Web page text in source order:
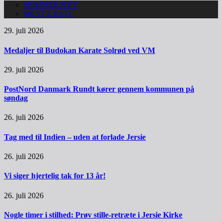
SENESTE NYT
MEST LÆSTE
29. juli 2026
Medaljer til Budokan Karate Solrød ved VM
29. juli 2026
PostNord Danmark Rundt kører gennem kommunen på
søndag
26. juli 2026
Tag med til Indien – uden at forlade Jersie
26. juli 2026
Vi siger hjertelig tak for 13 år!
26. juli 2026
Nogle timer i stilhed: Prøv stille-retræte i Jersie Kirke